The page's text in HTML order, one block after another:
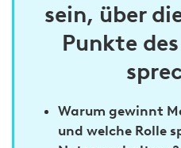
sein, über
Punkte
Warum gewinnt
und welche Rolle